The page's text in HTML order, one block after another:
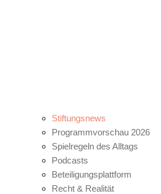
Stiftungsnews
Programmvorschau 2026
Spielregeln des Alltags
Podcasts
Beteiligungsplattform
Recht & Realität